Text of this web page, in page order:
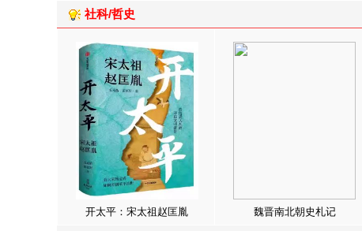
社科/哲史
开太平：宋太祖赵匡胤 魏晋南北朝史札记